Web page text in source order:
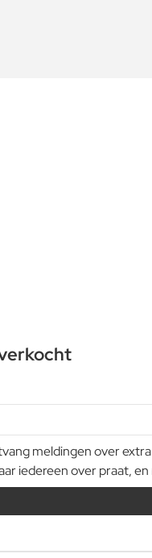
meldingen over
iedereen over praat,